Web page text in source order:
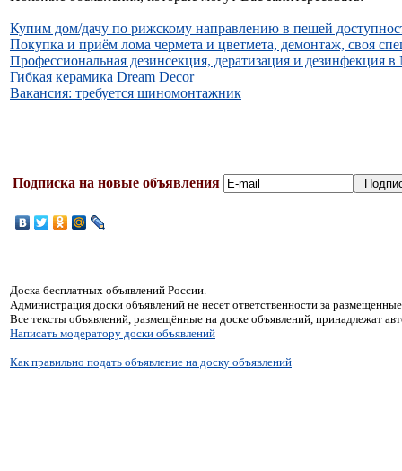
Купим дом/дачу по рижскому направлению в пешей
Покупка и приём лома чермета и цветмета, демонтаж, своя
Профессиональная дезинсекция, дератизация и дезинфекция
Гибкая керамика Dream Decor
Вакансия: требуется шиномонтажник
Подписка на новые объявления
Доска бесплатных объявлений России.
Администрация доски объявлений не несет ответственности за
Все тексты объявлений, размещённые на доске объявлений, принадлежат
Написать модератору доски объявлений
Как правильно подать объявление на доску объявлений